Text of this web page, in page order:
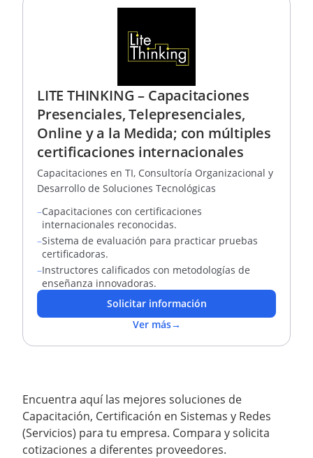
LITE THINKING – Capacitaciones
Presenciales, Telepresenciales,
Online y a la Medida; con múltiples
certificaciones internacionales
Capacitaciones en TI, Consultoría Organizacional y
Desarrollo de Soluciones Tecnológicas
–Capacitaciones con certificaciones
internacionales reconocidas.
–Sistema de evaluación para practicar pruebas
certificadoras.
–Instructores calificados con metodologías de
enseñanza innovadoras.
Solicitar información
Ver más→
Encuentra aquí las mejores soluciones de
Capacitación, Certificación en Sistemas y Redes
(Servicios) para tu empresa. Compara y solicita
cotizaciones a diferentes proveedores.